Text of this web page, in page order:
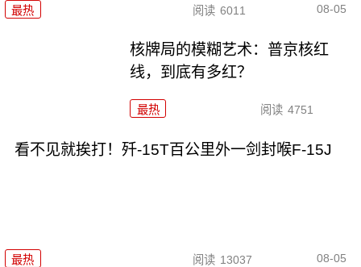
最热 阅读 6011 08-05
核牌局的模糊艺术：普京核红
线，到底有多红？
最热 阅读 4751
看不见就挨打！歼-15T百公里外一剑封喉F-15J
最热 阅读 13037 08-05